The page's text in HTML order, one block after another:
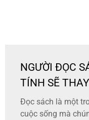
NGƯỜI ĐỌC
TÍNH SẼ
Đọc sách là một
cuộc sống mà